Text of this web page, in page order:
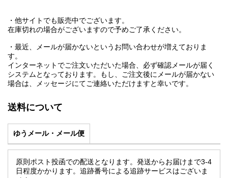
・他サイトでも販売中でございます。
在庫切れの場合がございますので予めご了承ください。
・最近、メールが届かないというお問い合わせが増えておりま
す。
インターネットでご注文いただいた場合、必ず確認メールが届く
システムとなっております。もし、ご注文後にメールが届かない
場合は、メッセージにてご連絡いただけますと幸いです。
送料について
ゆうメール・メール便
原則ポスト投函での配送となります。発送からお届けまで3-4
日程度かかります。追跡番号による追跡サービスはございま